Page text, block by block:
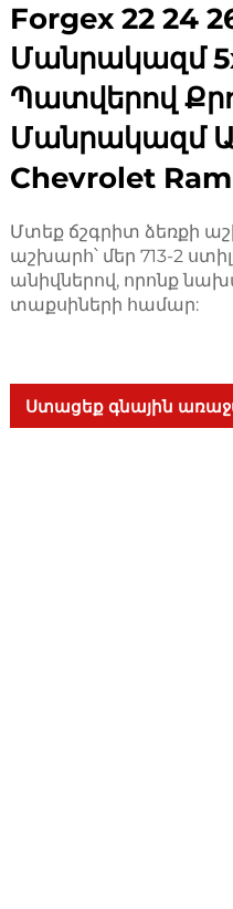
Forgex 22 24
Մանրակազմ
Պատվերով
Մանրակազմ
Chevrolet
Մտեք ճշգրիտ ձեռքի
աշխարհ՝ մեր 713-2
անիվներով, որոնք
տաքսիների համար:
Ստացեք գնային